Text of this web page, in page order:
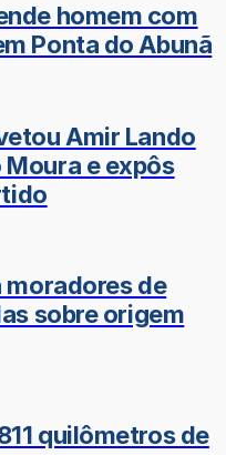
homem com
Ponta do Abunã
Amir Lando
e expôs
de
sobre origem
quilômetros de